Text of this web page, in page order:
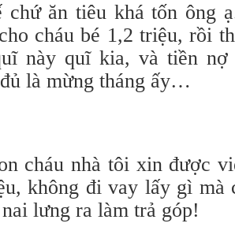
chứ ăn tiêu khá tốn ông
cháu bé 1,2 triệu, rồi
này quĩ kia, và tiền
là mừng tháng ấy…
cháu nhà tôi xin được
không đi vay lấy gì
lưng ra làm trả góp!